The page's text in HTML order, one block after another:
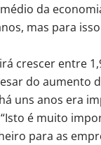
da
mas para
crescer entre
do aumento
uns anos era
é muito
para as